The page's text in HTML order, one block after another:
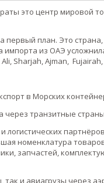
это центр мировой
план. Это
из ОАЭ
Sharjah, Ajman,
в Морских
через транзитные
номенклатура
запчастей,
и авиагрузы через